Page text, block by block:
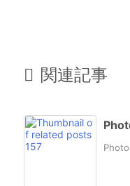
 関連記事